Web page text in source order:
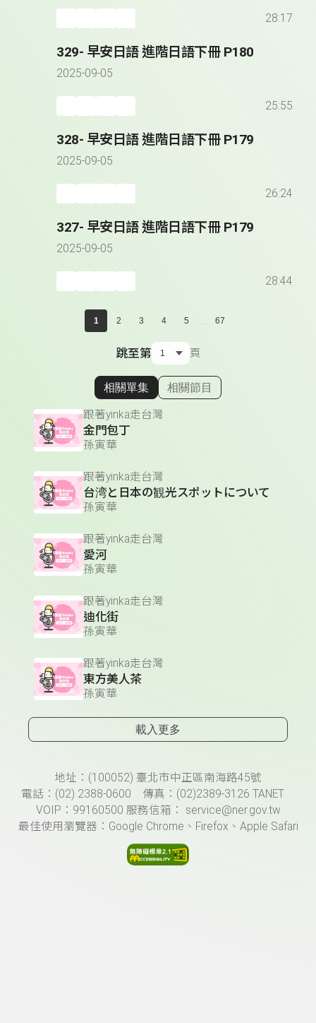
28:17
329- 早安日語 進階日語下冊 P180
2025-09-05
25:55
328- 早安日語 進階日語下冊 P179
2025-09-05
26:24
327- 早安日語 進階日語下冊 P179
2025-09-05
28:44
1 2 3 4 5 ... 67
跳至第 頁
顯示相關單集
相關單集 相關節目
跟著yinka走台灣
金門包丁
孫寅華
跟著yinka走台灣
台湾と日本の観光スポットについて
孫寅華
跟著yinka走台灣
愛河
孫寅華
跟著yinka走台灣
迪化街
孫寅華
跟著yinka走台灣
東方美人茶
孫寅華
載入更多
頁尾資訊地址：(100052) 臺北市中正區南海路45號
電話：(02) 2388-0600 傳真：(02)2389-3126 TANET
VOIP：99160500 服務信箱： service@ner.gov.tw
最佳使用瀏覽器：Google Chrome、Firefox、Apple Safari